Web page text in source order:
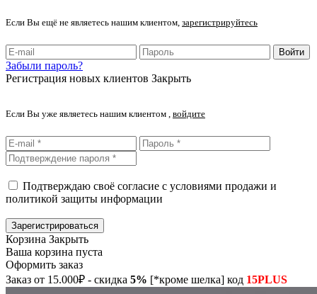
Если Вы ещё не являетесь нашим клиентом, зарегистрируйтесь
Войти
Забыли пароль?
Регистрация новых клиентов Закрыть
Если Вы уже являетесь нашим клиентом , войдите
Подтверждаю своё согласие с условиями продажи и
политикой защиты информации
Зарегистрироваться
Корзина Закрыть
Ваша корзина пуста
Оформить заказ
Заказ от 15.000₽ - скидка 5% [*кроме шелка] код 15PLUS